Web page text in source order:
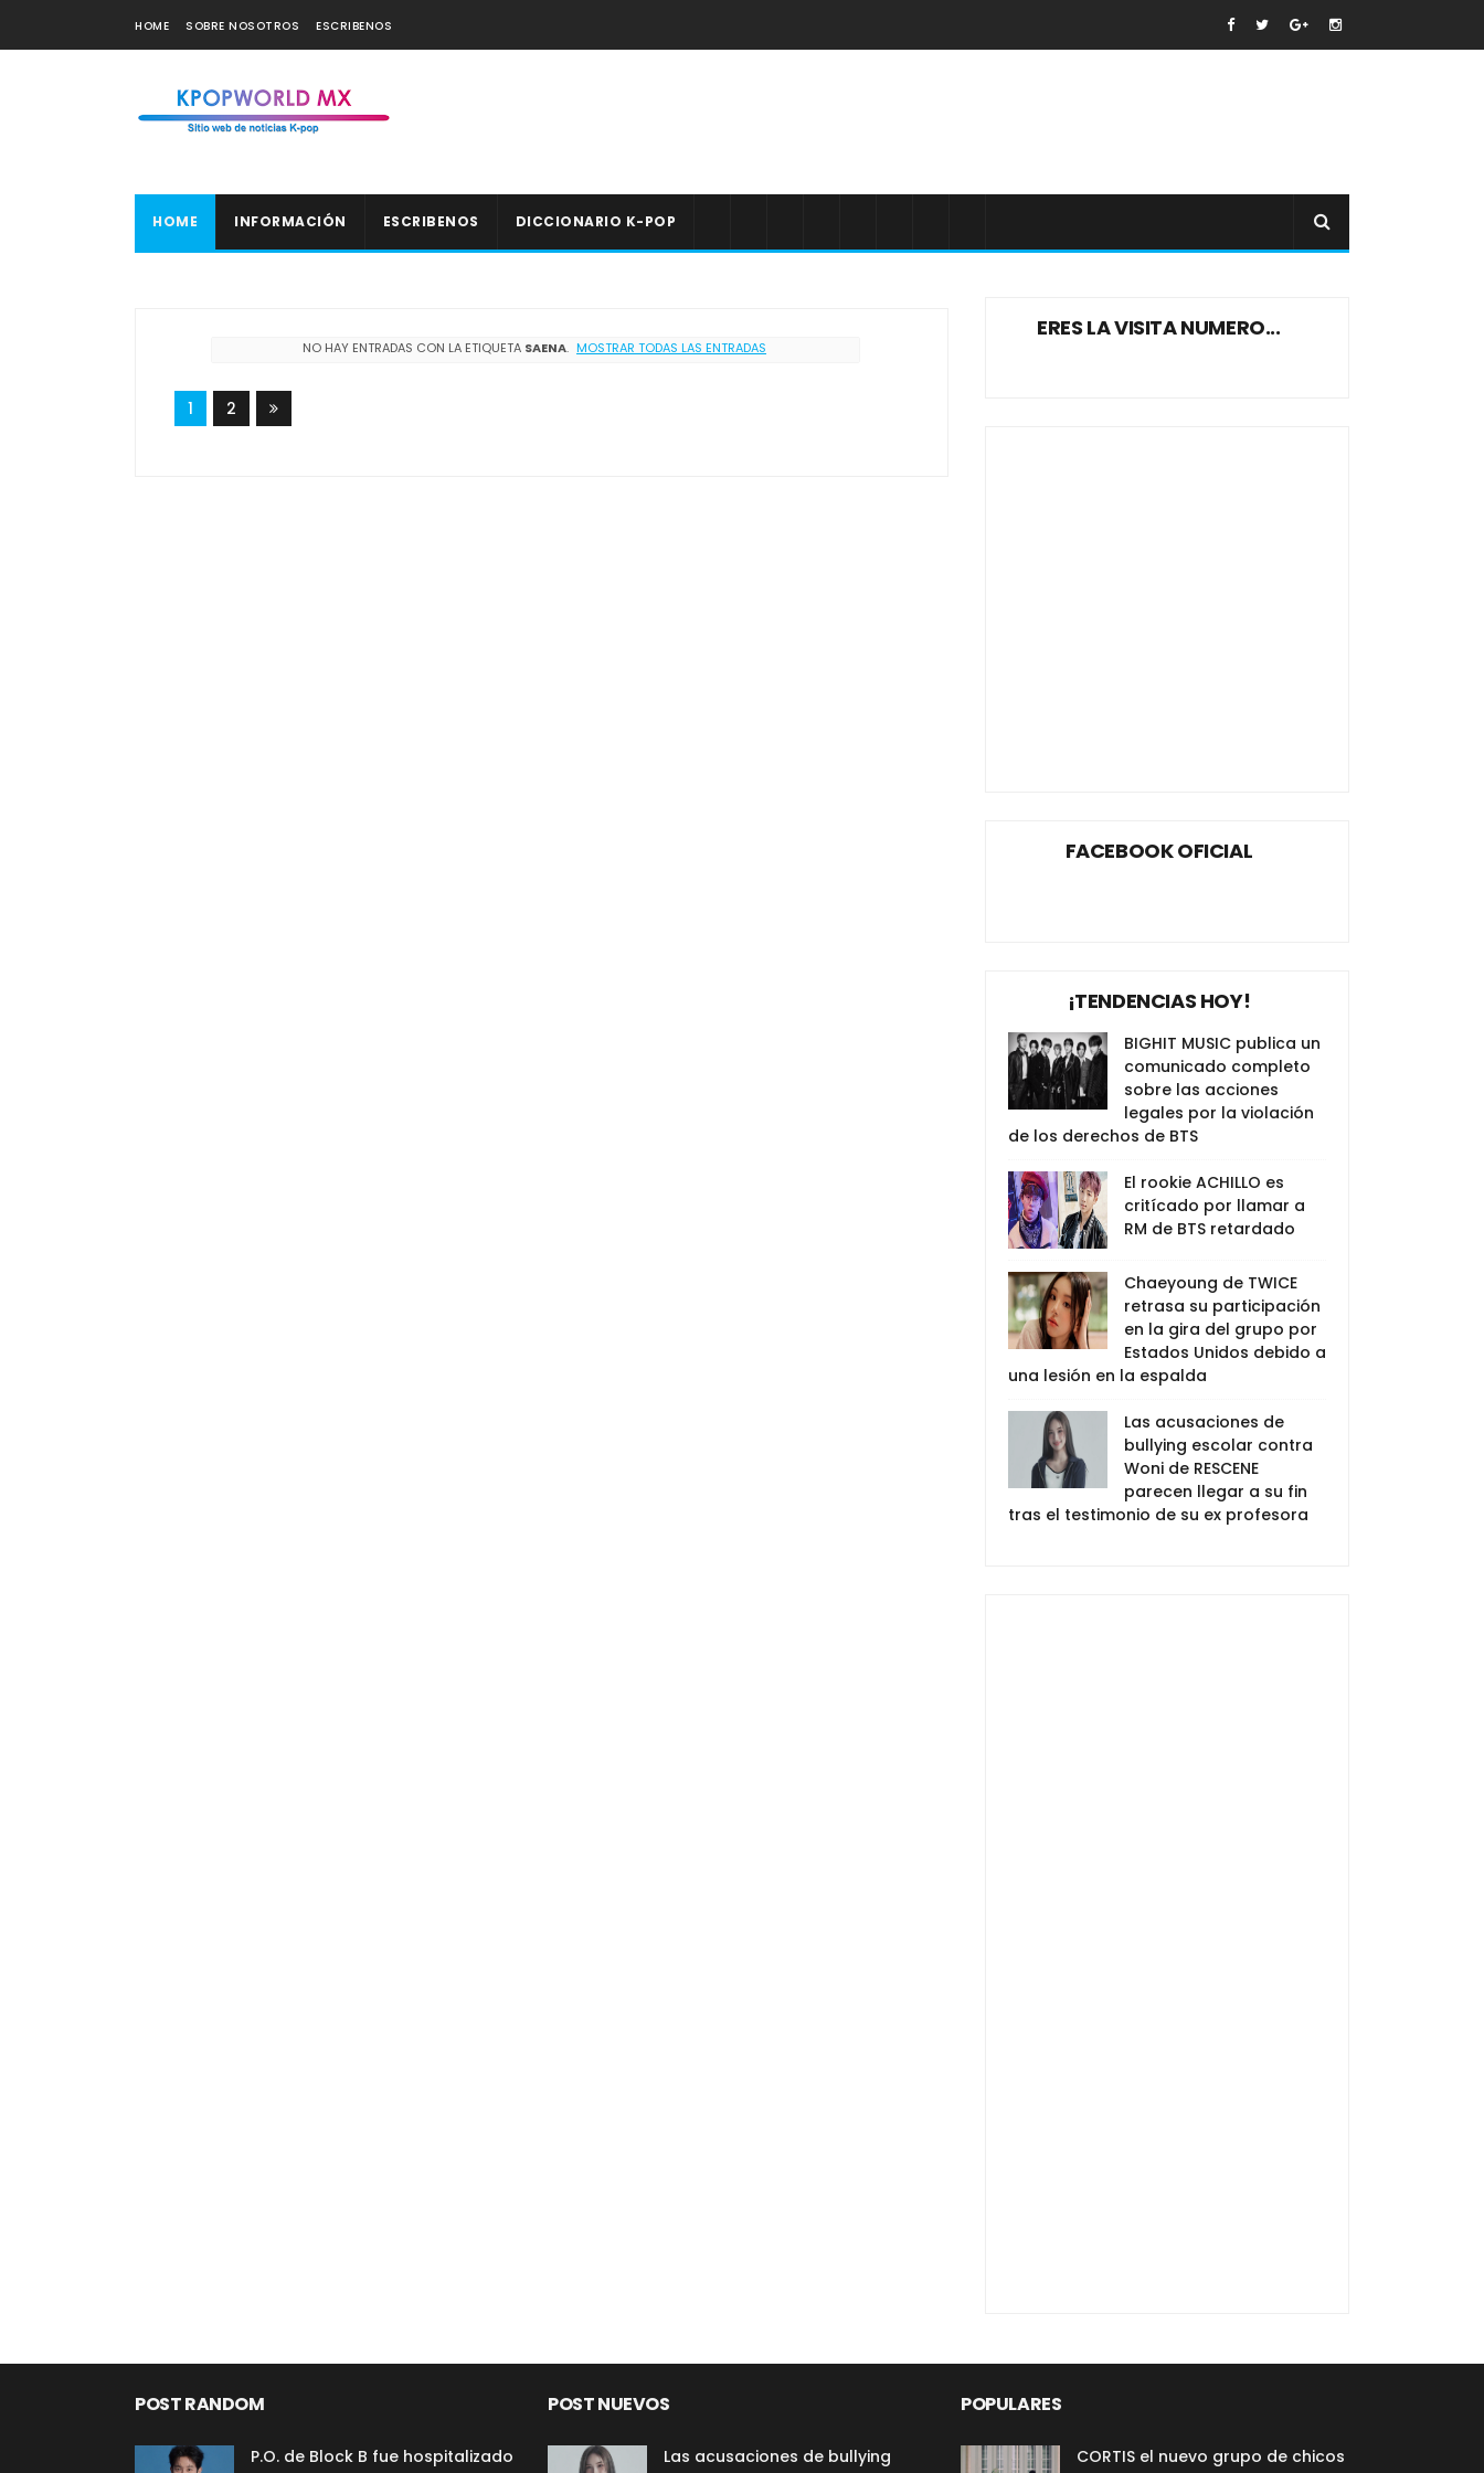
HOME SOBRE NOSOTROS ESCRIBENOS
HOME INFORMACIÓN ESCRIBENOS DICCIONARIO K-POP
NO HAY ENTRADAS CON LA ETIQUETA SAENA. MOSTRAR TODAS LAS ENTRADAS
1 2
ERES LA VISITA NUMERO...
FACEBOOK OFICIAL
¡TENDENCIAS HOY!
BIGHIT MUSIC publica un
comunicado completo
sobre las acciones
legales por la violación
de los derechos de BTS
El rookie ACHILLO es
critícado por llamar a
RM de BTS retardado
Chaeyoung de TWICE
retrasa su participación
en la gira del grupo por
Estados Unidos debido a
una lesión en la espalda
Las acusaciones de
bullying escolar contra
Woni de RESCENE
parecen llegar a su fin
tras el testimonio de su ex profesora
POST RANDOM
P.O. de Block B fue hospitalizado
POST NUEVOS
Las acusaciones de bullying
POPULARES
CORTIS el nuevo grupo de chicos